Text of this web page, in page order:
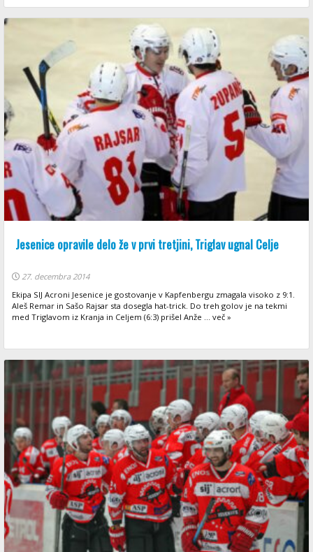
Jesenice opravile delo že v prvi tretjini, Triglav ugnal Celje
27. decembra 2014
Ekipa SIJ Acroni Jesenice je gostovanje v Kapfenbergu zmagala visoko z 9:1.
Aleš Remar in Sašo Rajsar sta dosegla hat-trick. Do treh golov je na tekmi
med Triglavom iz Kranja in Celjem (6:3) prišel Anže ... več »